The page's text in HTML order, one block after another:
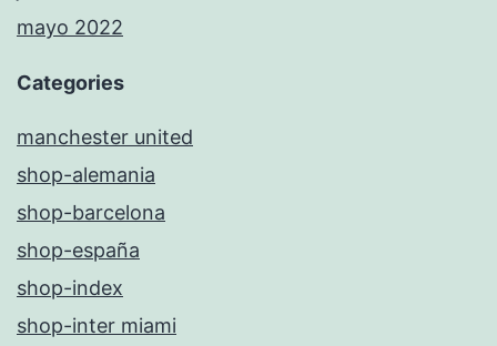
mayo 2022
Categories
manchester united
shop-alemania
shop-barcelona
shop-españa
shop-index
shop-inter miami